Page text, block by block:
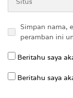
Simpan nama,
peramban ini
Beritahu saya
Beritahu saya